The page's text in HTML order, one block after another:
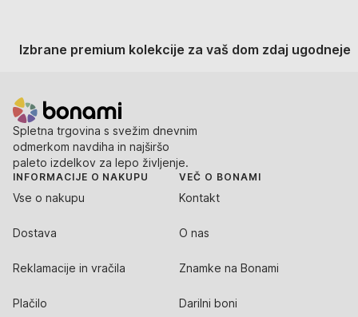
Izbrane premium kolekcije za vaš dom zdaj ugodneje
Spletna trgovina s svežim dnevnim
odmerkom navdiha in najširšo
paleto izdelkov za lepo življenje.
INFORMACIJE O NAKUPU
Vse o nakupu
Dostava
Reklamacije in vračila
Plačilo
VEČ O BONAMI
Kontakt
O nas
Znamke na Bonami
Darilni boni